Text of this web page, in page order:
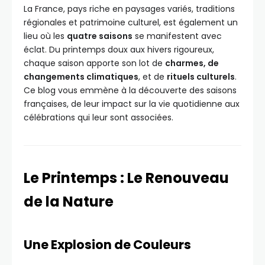
La France, pays riche en paysages variés, traditions
régionales et patrimoine culturel, est également un
lieu où les quatre saisons se manifestent avec
éclat. Du printemps doux aux hivers rigoureux,
chaque saison apporte son lot de charmes, de
changements climatiques, et de rituels culturels.
Ce blog vous emmène à la découverte des saisons
françaises, de leur impact sur la vie quotidienne aux
célébrations qui leur sont associées.
Le Printemps : Le Renouveau
de la Nature
Une Explosion de Couleurs